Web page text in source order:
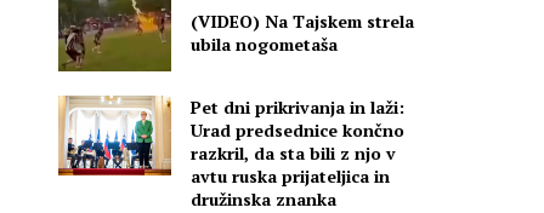
(VIDEO) Na Tajskem strela
ubila nogometaša
Pet dni prikrivanja in laži:
Urad predsednice končno
razkril, da sta bili z njo v
avtu ruska prijateljica in
družinska znanka